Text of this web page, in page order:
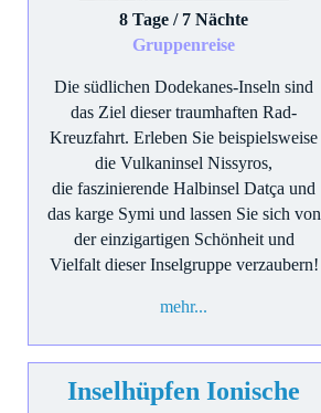
8 Tage / 7 Nächte
Gruppenreise
Die südlichen Dodekanes-Inseln sind
das Ziel dieser traumhaften Rad-
Kreuzfahrt. Erleben Sie beispielsweise
die Vulkaninsel Nissyros,
die faszinierende Halbinsel Datça und
das karge Symi und lassen Sie sich von
der einzigartigen Schönheit und
Vielfalt dieser Inselgruppe verzaubern!
mehr...
Inselhüpfen Ionische